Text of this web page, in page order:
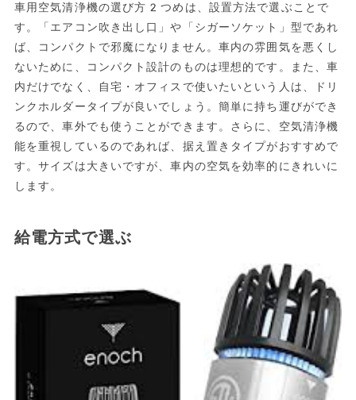
車用空気清浄機の選び方2つめは、設置方法で選ぶことで
す。「エアコン吹き出し口」や「シガーソケット」型であれ
ば、コンパクトで邪魔になりません。車内の雰囲気を悪くし
ないために、コンパクト設計のものは理想的です。また、車
内だけでなく、自宅・オフィスで使いたいという人は、ドリ
ンクホルダータイプが良いでしょう。簡単に持ち運びができ
るので、車外でも使うことができます。さらに、空気清浄機
能を重視しているのであれば、据え置きタイプがおすすめで
す。サイズは大きいですが、車内の空気を効率的にきれいに
します。
給電方式で選ぶ